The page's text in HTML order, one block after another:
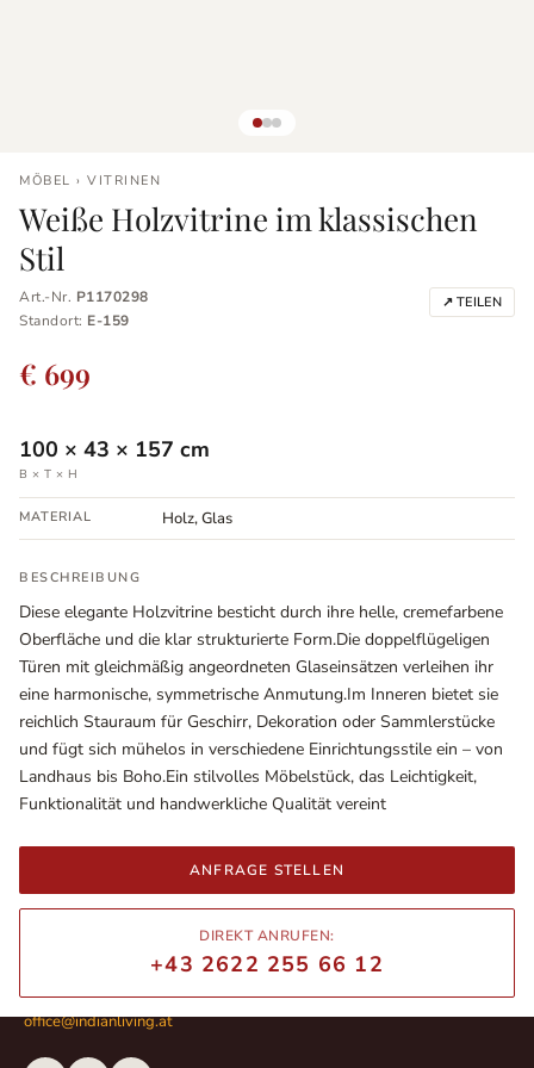
MÖBEL › VITRINEN
Weiße Holzvitrine im klassischen
Stil
Art.-Nr. P1170298
Standort: E-159
↗ TEILEN
€ 699
100 × 43 × 157 cm
B × T × H
MATERIAL Holz, Glas
BESCHREIBUNG
Diese elegante Holzvitrine besticht durch ihre helle, cremefarbene
Oberfläche und die klar strukturierte Form.Die doppelflügeligen
Türen mit gleichmäßig angeordneten Glaseinsätzen verleihen ihr
eine harmonische, symmetrische Anmutung.Im Inneren bietet sie
reichlich Stauraum für Geschirr, Dekoration oder Sammlerstücke
und fügt sich mühelos in verschiedene Einrichtungsstile ein – von
Landhaus bis Boho.Ein stilvolles Möbelstück, das Leichtigkeit,
Funktionalität und handwerkliche Qualität vereint
ANFRAGE STELLEN
DIREKT ANRUFEN:
+43 2622 255 66 12
Ausstellungsräume
Wiener Straße – Werkstraße 111
2700 Wiener Neustadt
+43 2622 255 66 12
office@indianliving.at